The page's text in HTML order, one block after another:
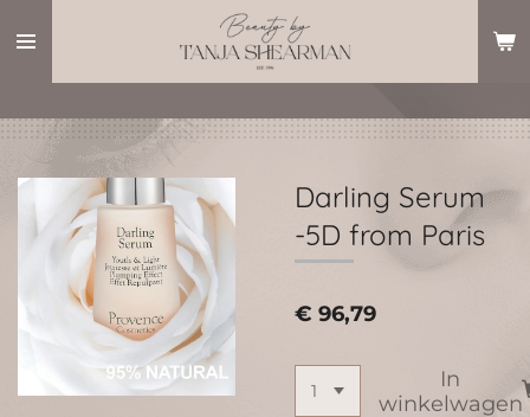
direct
hoofdinhoud
Darling Serum
-5D from Paris
€ 96,79
In
winkelwagen